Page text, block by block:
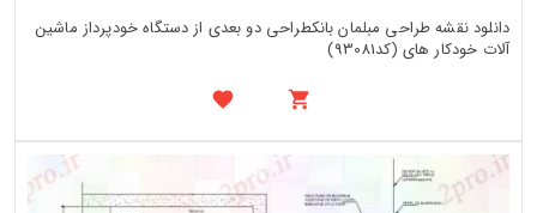
دانلود نقشه طراحی مبلمان بانکطراحی دو بعدی از دستگاه خودپرداز ماشین
آلات خودکار های (کد93081)